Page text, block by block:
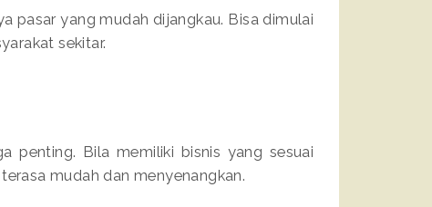
pasar yang mudah dijangkau. Bisa dimulai
sekitar.
penting. Bila memiliki bisnis yang sesuai
mudah dan menyenangkan.